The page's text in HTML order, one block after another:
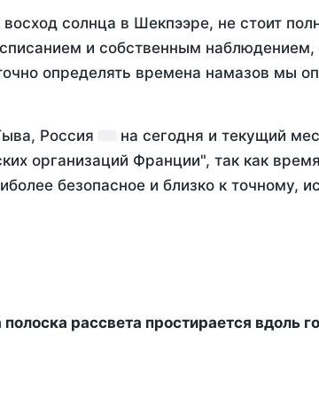
солнца в Шекпээре, не стоит
и собственным
определять времена намазов мы
Россия на сегодня и текущий
организаций Франции", так как
безопасное и близко к точному,
рассвета простирается вдоль